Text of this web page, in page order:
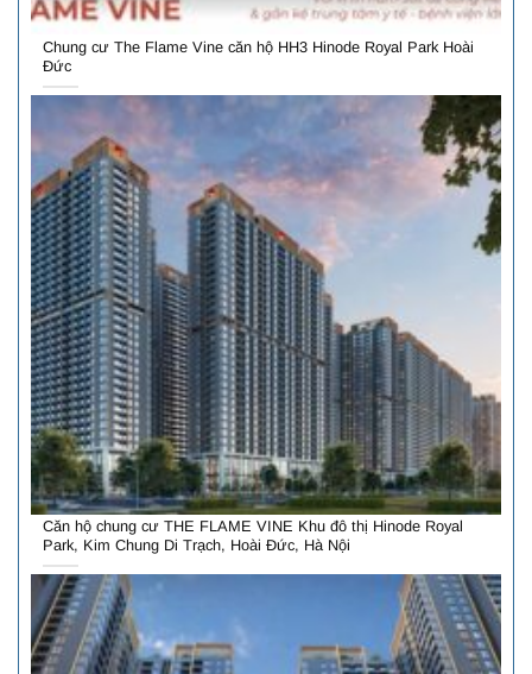
Chung cư The Flame Vine căn hộ HH3 Hinode Royal Park Hoài
Đức
Căn hộ chung cư THE FLAME VINE Khu đô thị Hinode Royal
Park, Kim Chung Di Trạch, Hoài Đức, Hà Nội